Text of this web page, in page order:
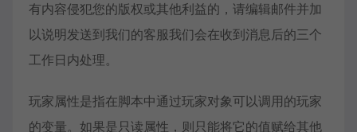
有内容侵犯您的版权或其他利益的，请编辑邮件并加
以说明发送到我们的客服我们会在收到消息后的三个
工作日内处理。
玩家属性是指在脚本中通过玩家对象可以调用的玩家
的变量。如果是只读属性，则只能将它的值赋给其他